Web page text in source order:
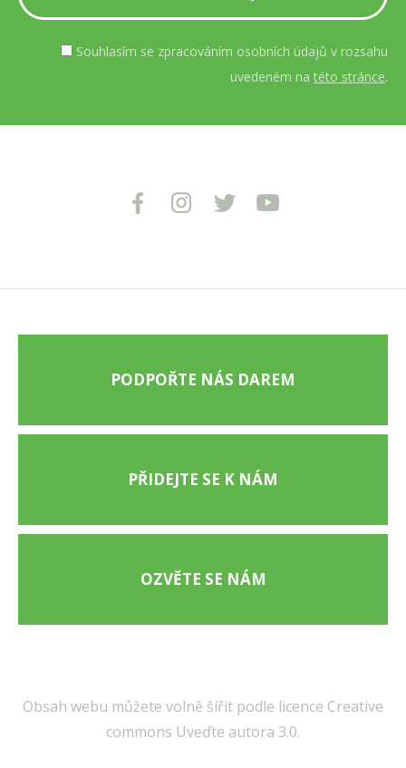
Souhlasím se zpracováním osobních údajů v rozsahu
uvedeném na této stránce.
PODPOŘTE NÁS DAREM
PŘIDEJTE SE K NÁM
OZVĚTE SE NÁM
Obsah webu můžete volně šířit podle licence Creative
commons Uveďte autora 3.0.